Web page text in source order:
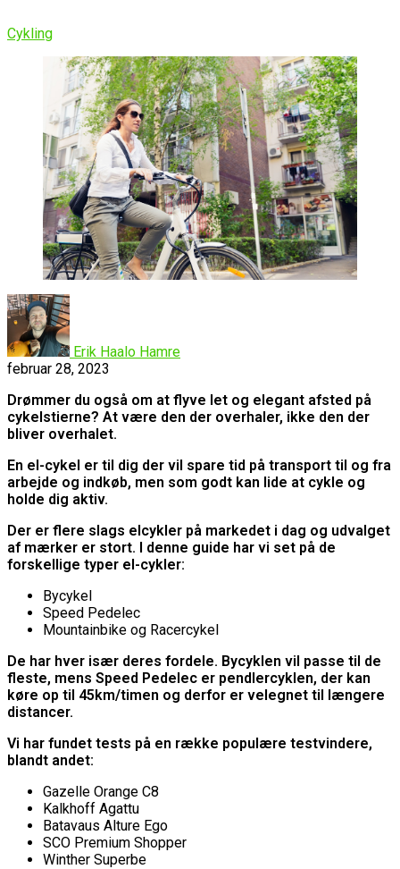
Cykling
Erik Haalo Hamre
februar 28, 2023
Drømmer du også om at flyve let og elegant afsted på
cykelstierne? At være den der overhaler, ikke den der
bliver overhalet.
En el-cykel er til dig der vil spare tid på transport til og fra
arbejde og indkøb, men som godt kan lide at cykle og
holde dig aktiv.
Der er flere slags elcykler på markedet i dag og udvalget
af mærker er stort. I denne guide har vi set på de
forskellige typer el-cykler:
Bycykel
Speed Pedelec
Mountainbike og Racercykel
De har hver især deres fordele. Bycyklen vil passe til de
fleste, mens Speed Pedelec er pendlercyklen, der kan
køre op til 45km/timen og derfor er velegnet til længere
distancer.
Vi har fundet tests på en række populære testvindere,
blandt andet:
Gazelle Orange C8
Kalkhoff Agattu
Batavaus Alture Ego
SCO Premium Shopper
Winther Superbe